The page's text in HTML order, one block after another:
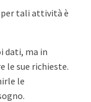
tali attività è
dati, ma in
le sue richieste.
le